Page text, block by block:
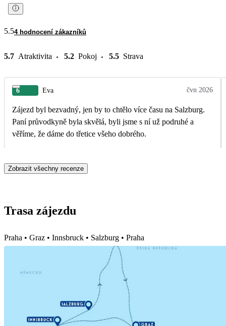
5.54 hodnocení zákazníků
5.7 Atraktivita 5.2 Pokoj 5.5 Strava
6 Eva čvn 2026
Zájezd byl bezvadný, jen by to chtělo více času na Salzburg.
Paní průvodkyně byla skvělá, byli jsme s ní už podruhé a
věříme, že dáme do třetice všeho dobrého.
Zobrazit všechny recenze
Trasa zájezdu
Praha • Graz • Innsbruck • Salzburg • Praha